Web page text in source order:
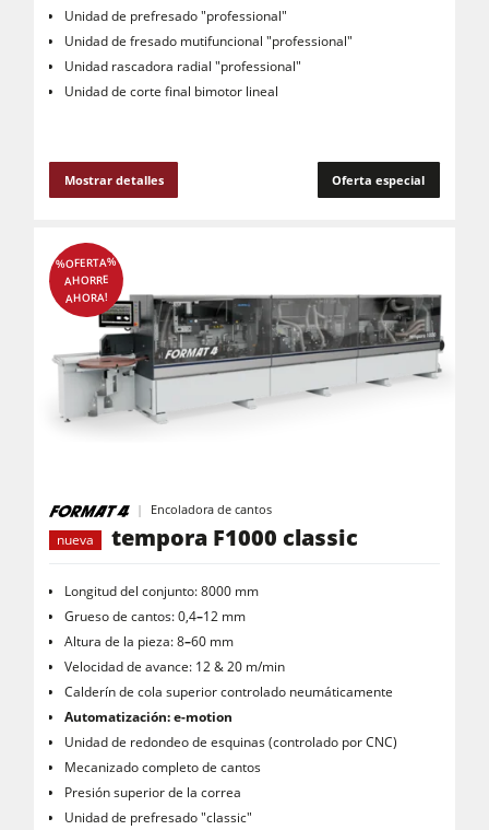
Unidad de prefresado "professional"
Unidad de fresado mutifuncional "professional"
Unidad rascadora radial "professional"
Unidad de corte final bimotor lineal
Mostrar detalles Oferta especial
%OFERTA%
AHORRE
AHORA!
Encoladora de cantos
nueva
tempora F1000 classic
Longitud del conjunto: 8000 mm
Grueso de cantos: 0,4–12 mm
Altura de la pieza: 8–60 mm
Velocidad de avance: 12 & 20 m/min
Calderín de cola superior controlado neumáticamente
Automatización: e-motion
Unidad de redondeo de esquinas (controlado por CNC)
Mecanizado completo de cantos
Presión superior de la correa
Unidad de prefresado "classic"